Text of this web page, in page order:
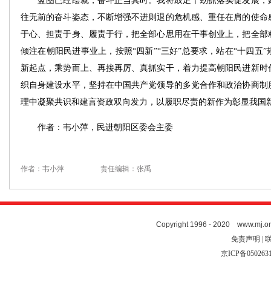
往无前的奋斗姿态，不断增强不进则退的危机感、重任在肩的使
于心、担责于身、履责于行，把全部心思用在干事创业上，把全
倾注在朝阳民进事业上，按照“四新”“三好”总要求，站在“十四五
新起点，乘势而上、再接再厉、真抓实干，着力提高朝阳民进新
织自身建设水平，坚持在中国共产党领导的多党合作和政治协商
理中凝聚共识和建言资政双向发力，以履职尽责的新作为彰显我国
作者：韦小萍，民进朝阳区委会主委
作者：韦小萍 责任编辑：张禹
Copyright 1996 - 2020
免责声明 |
京ICP备